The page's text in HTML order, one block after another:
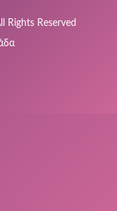
Rights Reserved